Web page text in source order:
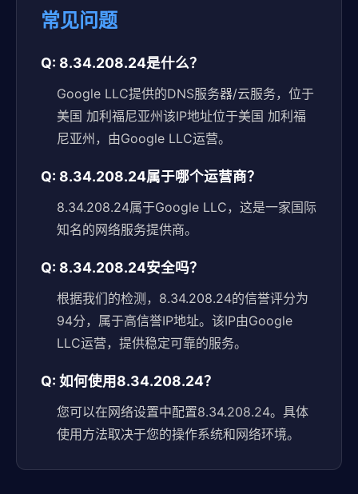
常见问题
Q: 8.34.208.24是什么？
Google LLC提供的DNS服务器/云服务，位于
美国 加利福尼亚州该IP地址位于美国 加利福
尼亚州，由Google LLC运营。
Q: 8.34.208.24属于哪个运营商？
8.34.208.24属于Google LLC，这是一家国际
知名的网络服务提供商。
Q: 8.34.208.24安全吗？
根据我们的检测，8.34.208.24的信誉评分为
94分，属于高信誉IP地址。该IP由Google
LLC运营，提供稳定可靠的服务。
Q: 如何使用8.34.208.24？
您可以在网络设置中配置8.34.208.24。具体
使用方法取决于您的操作系统和网络环境。